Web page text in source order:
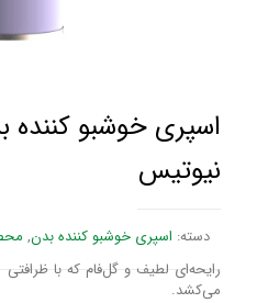
اسپری خوشبو کننده
نیوتیس
رایحه‌ای لطیف و گل‌فام که با ظرافتی
می‌کشد.
دسته: اسپری خوشبو کننده بدن,